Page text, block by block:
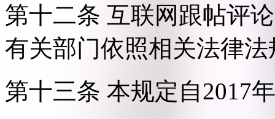
第十二条 互联网跟帖评
有关部门依照相关法律
第十三条 本规定自2017